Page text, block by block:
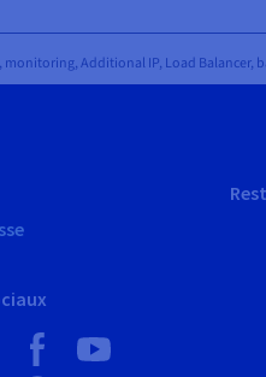
Additional IP, Load Balancer,